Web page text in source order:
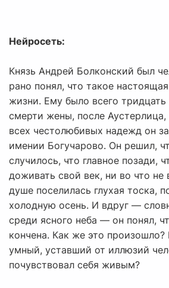
Нейросеть:
Князь Андрей Болконский был
рано понял, что такое
жизни. Ему было всего тридцать
смерти жены, после
всех честолюбивых надежд он
имении Богучарово. Он решил,
случилось, что главное позади,
доживать свой век, ни во что не
душе поселилась глухая тоска,
холодную осень. И вдруг —
среди ясного неба — он понял,
кончена. Как же это произошло?
умный, уставший от иллюзий
почувствовал себя живым?